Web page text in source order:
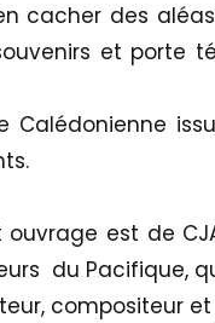
cacher des
et porte
Calédonienne
est de
du Pacifique,
compositeur